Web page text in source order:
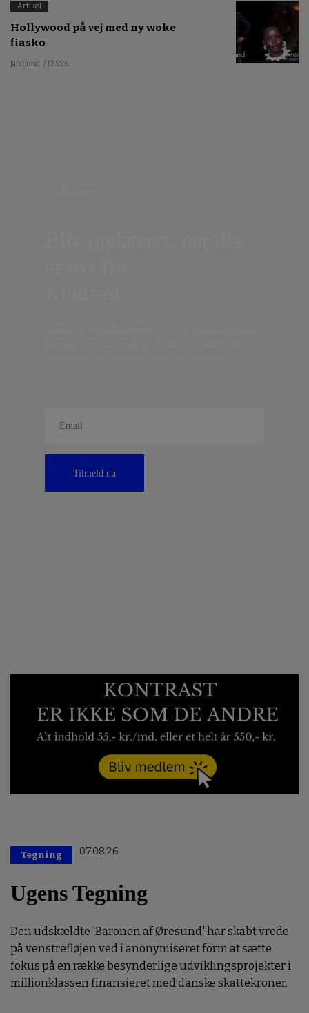
Artikel
Hollywood på vej med ny woke
fiasko
Jan Lund / 17.5.26
Tilmeld nu
Tegning 07.08.26
Ugens Tegning
Den udskældte 'Baronen af Øresund' har skabt vrede
på venstrefløjen ved i anonymiseret form at sætte
fokus på en række besynderlige udviklingsprojekter i
millionklassen finansieret med danske skattekroner.